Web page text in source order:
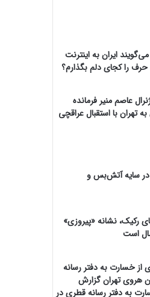
ایران به اینترنت
حرف را کجای دلم بگذارم؟
عاصم منیر فرمانده
تهران با استقبال عراقچی
در سایه آتش‌بس و
رکیک، نشانه «پیروزی»
است
از خسارت به دفتر رسانه
هروی تهران گزارش
به دفتر رسانه قطری در